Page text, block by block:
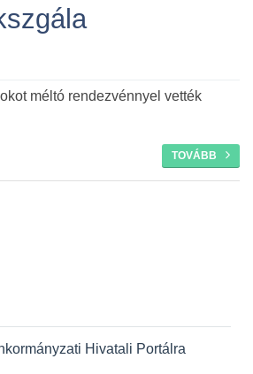
méltó rendezvénnyel vették
TOVÁBB
Hivatali Portálra